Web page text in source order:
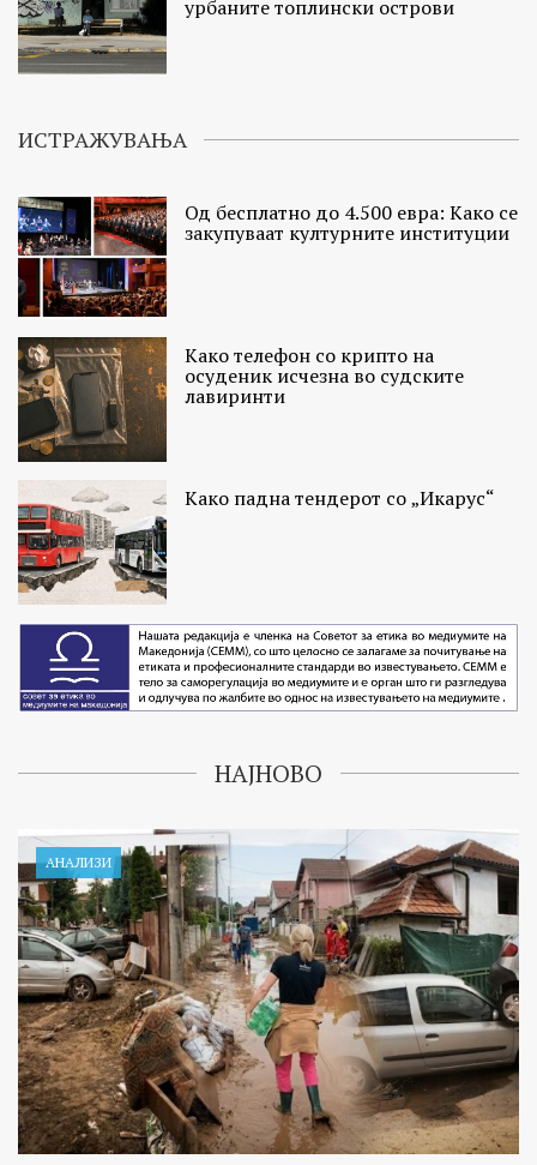
урбаните топлински острови
ИСТРАЖУВАЊА
Од бесплатно до 4.500 евра: Како се
закупуваат културните институции
Како телефон со крипто на
осуденик исчезна во судските
лавиринти
Како падна тендерот со „Икарус“
НАЈНОВО
АНАЛИЗИ